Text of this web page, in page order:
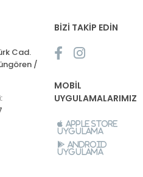
Cad.
/
BİZİ TAKİP EDİN
MOBİL
UYGULAMALARIMIZ
Apple Store
Uygulama
Android
Uygulama